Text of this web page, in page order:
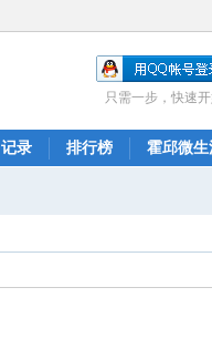
只需一步，快速
记录 排行榜 霍邱微生